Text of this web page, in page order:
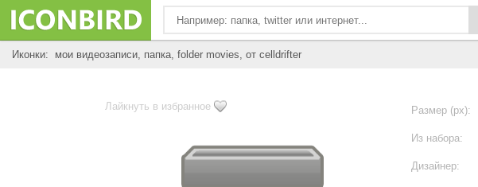
Иконки: мои видеозаписи, папка, folder movies, от celldrifter
Лайкнуть в избранное Размер (px):
Из набора:
Дизайнер: